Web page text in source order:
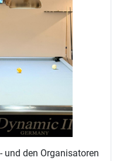
und den Organisatoren